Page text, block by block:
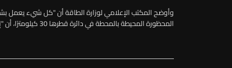
وأوضح المكتب الإعلامي لوزارة الطاقة أن "كل شيء يعمل
المحظورة المحيطة بالمحطة في دائرة قطرها 30 كيلومترًا، أن "إمدادات الكهرباء أُعيدت والموقع يعمل كالعادة".